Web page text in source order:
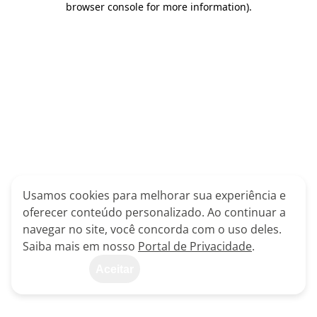
browser console for more information).
Usamos cookies para melhorar sua experiência e
oferecer conteúdo personalizado. Ao continuar a
navegar no site, você concorda com o uso deles.
Saiba mais em nosso Portal de Privacidade.